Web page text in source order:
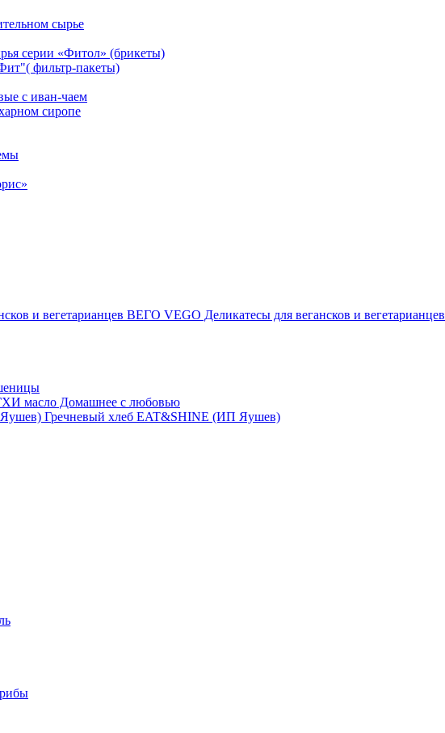
сырье
серии «Фитол» (брикеты)
фильтр-пакеты)
с иван-чаем
сиропе
ВЕГО VEGO Деликатесы для вегансков и вегетарианцев
масло Домашнее с любовью
Гречневый хлеб EAT&SHINE (ИП Яушев)